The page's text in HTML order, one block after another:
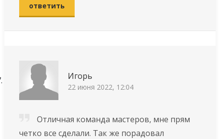
ответить
Игорь
22 июня 2022, 12:04
Отличная команда мастеров, мне прям
четко все сделали. Так же порадовал